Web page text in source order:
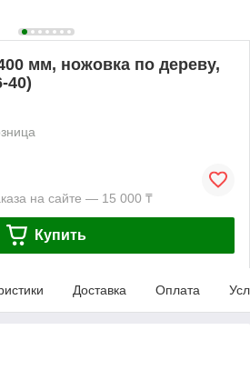
мм, ножовка по дереву,
40)
на сайте — 15 000 ₸
Купить
Доставка Оплата